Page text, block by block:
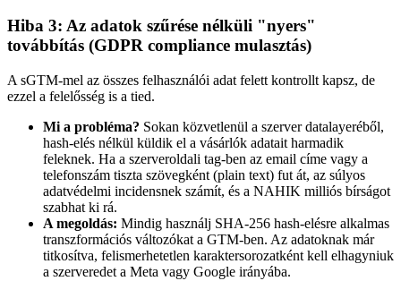
Hiba 3: Az adatok szűrése nélküli "nyers"
továbbítás (GDPR compliance mulasztás)
A sGTM-mel az összes felhasználói adat felett kontrollt kapsz, de
ezzel a felelősség is a tied.
Mi a probléma? Sokan közvetlenül a szerver datalayeréből,
hash-elés nélkül küldik el a vásárlók adatait harmadik
feleknek. Ha a szerveroldali tag-ben az email címe vagy a
telefonszám tiszta szövegként (plain text) fut át, az súlyos
adatvédelmi incidensnek számít, és a NAHIK milliós bírságot
szabhat ki rá.
A megoldás: Mindig használj SHA-256 hash-elésre alkalmas
transzformációs változókat a GTM-ben. Az adatoknak már
titkosítva, felismerhetetlen karaktersorozatként kell elhagyniuk
a szerveredet a Meta vagy Google irányába.